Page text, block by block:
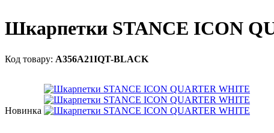
Шкарпетки STANCE ICON
A356A21IQT-BLACK
Новинка